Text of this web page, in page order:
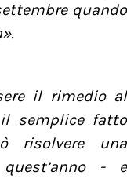
quando
il rimedio al
il semplice fatto
risolvere una
- e